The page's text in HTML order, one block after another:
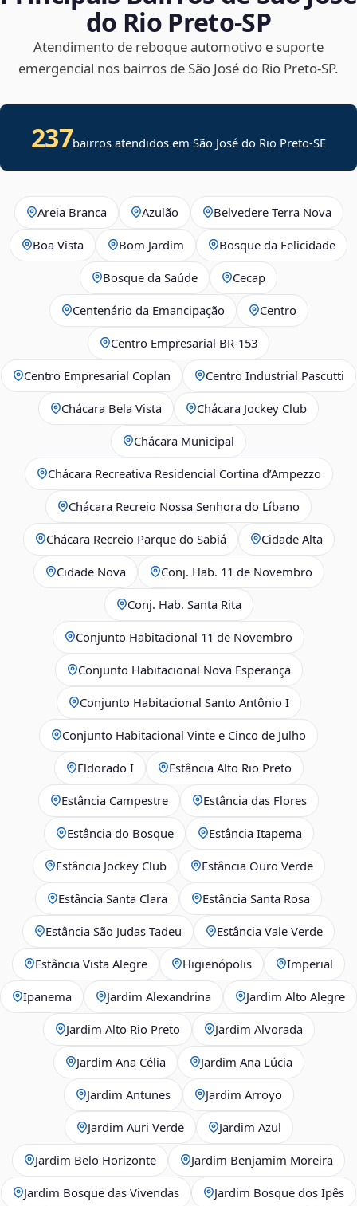
do Rio Preto‑SP
Atendimento de reboque automotivo e suporte
emergencial nos bairros de São José do Rio Preto‑SP.
237bairros atendidos emSão José do Rio Preto-SE
Areia Branca Azulão Belvedere Terra Nova
Boa Vista Bom Jardim Bosque da Felicidade
Bosque da Saúde Cecap
Centenário da Emancipação Centro
Centro Empresarial BR-153
Centro Empresarial Coplan Centro Industrial Pascutti
Chácara Bela Vista Chácara Jockey Club
Chácara Municipal
Chácara Recreativa Residencial Cortina d’Ampezzo
Chácara Recreio Nossa Senhora do Líbano
Chácara Recreio Parque do Sabiá Cidade Alta
Cidade Nova Conj. Hab. 11 de Novembro
Conj. Hab. Santa Rita
Conjunto Habitacional 11 de Novembro
Conjunto Habitacional Nova Esperança
Conjunto Habitacional Santo Antônio I
Conjunto Habitacional Vinte e Cinco de Julho
Eldorado I Estância Alto Rio Preto
Estância Campestre Estância das Flores
Estância do Bosque Estância Itapema
Estância Jockey Club Estância Ouro Verde
Estância Santa Clara Estância Santa Rosa
Estância São Judas Tadeu Estância Vale Verde
Estância Vista Alegre Higienópolis Imperial
Ipanema Jardim Alexandrina Jardim Alto Alegre
Jardim Alto Rio Preto Jardim Alvorada
Jardim Ana Célia Jardim Ana Lúcia
Jardim Antunes Jardim Arroyo
Jardim Auri Verde Jardim Azul
Jardim Belo Horizonte Jardim Benjamim Moreira
Jardim Bosque das Vivendas Jardim Bosque dos Ipês